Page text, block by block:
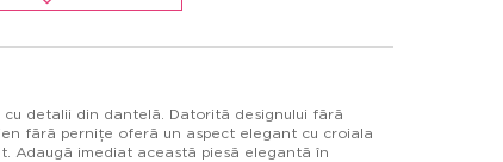
detalii din dantelă. Datorită designului fără
fără pernițe oferă un aspect elegant cu croiala
Adaugă imediat această piesă elegantă în